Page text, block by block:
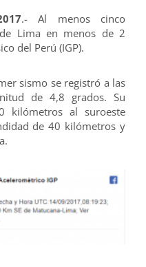
.- Al menos cinco
Lima en menos de 2
del Perú (IGP).
sismo se registró a las
de 4,8 grados. Su
kilómetros al suroeste
de 40 kilómetros y